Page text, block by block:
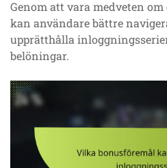
Genom att vara medveten
kan användare bättre
upprätthålla
belöningar.